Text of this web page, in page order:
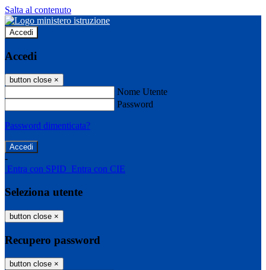
Salta al contenuto
Accedi
Accedi
button close ×
Nome Utente
Password
Password dimenticata?
-
Entra con SPID Entra con CIE
Seleziona utente
button close ×
Recupero password
button close ×